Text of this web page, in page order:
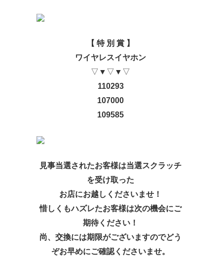
【 特 別 賞 】
ワイヤレスイヤホン
▽▼▽▼▽
110293
107000
109585
見事当選されたお客様は当選スクラッチ
を受け取った
お店にお越しくださいませ！
惜しくもハズレたお客様は次の機会にご
期待ください！
尚、交換には期限がございますのでどう
ぞお早めにご確認くださいませ。